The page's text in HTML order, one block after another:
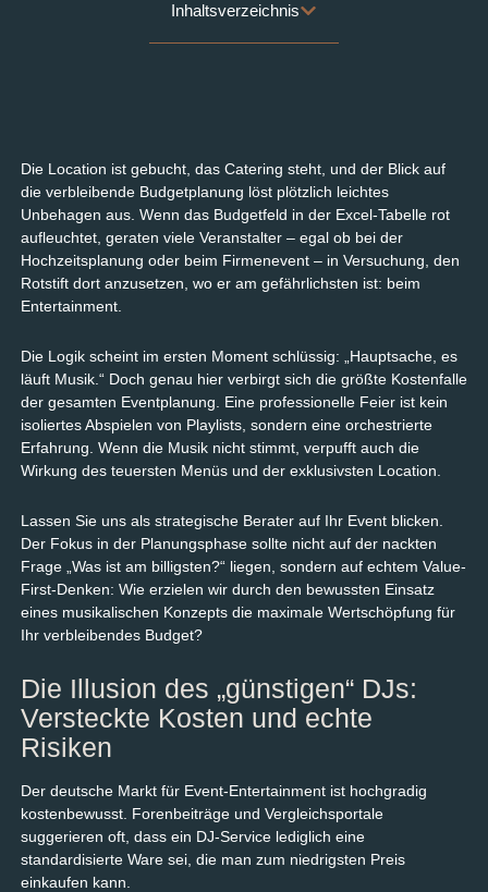
Inhaltsverzeichnis
Die Location ist gebucht, das Catering steht, und der Blick auf
die verbleibende Budgetplanung löst plötzlich leichtes
Unbehagen aus. Wenn das Budgetfeld in der Excel-Tabelle rot
aufleuchtet, geraten viele Veranstalter – egal ob bei der
Hochzeitsplanung oder beim Firmenevent – in Versuchung, den
Rotstift dort anzusetzen, wo er am gefährlichsten ist: beim
Entertainment.
Die Logik scheint im ersten Moment schlüssig: „Hauptsache, es
läuft Musik.“ Doch genau hier verbirgt sich die größte Kostenfalle
der gesamten Eventplanung. Eine professionelle Feier ist kein
isoliertes Abspielen von Playlists, sondern eine orchestrierte
Erfahrung. Wenn die Musik nicht stimmt, verpufft auch die
Wirkung des teuersten Menüs und der exklusivsten Location.
Lassen Sie uns als strategische Berater auf Ihr Event blicken.
Der Fokus in der Planungsphase sollte nicht auf der nackten
Frage „Was ist am billigsten?“ liegen, sondern auf echtem Value-
First-Denken: Wie erzielen wir durch den bewussten Einsatz
eines musikalischen Konzepts die maximale Wertschöpfung für
Ihr verbleibendes Budget?
Die Illusion des „günstigen“ DJs:
Versteckte Kosten und echte
Risiken
Der deutsche Markt für Event-Entertainment ist hochgradig
kostenbewusst. Forenbeiträge und Vergleichsportale
suggerieren oft, dass ein DJ-Service lediglich eine
standardisierte Ware sei, die man zum niedrigsten Preis
einkaufen kann.